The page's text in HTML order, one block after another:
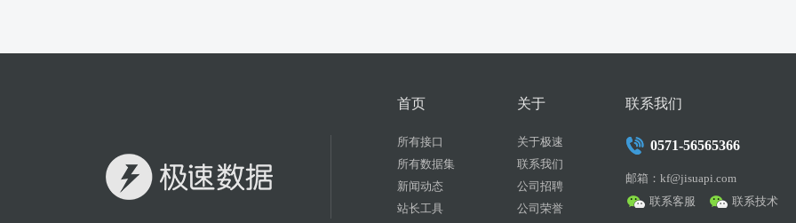
首页
所有接口
所有数据集
新闻动态
站长工具
关于
关于极速
联系我们
公司招聘
公司荣誉
联系我们
0571-56565366
邮箱：kf@jisuapi.com
联系客服
联系技术